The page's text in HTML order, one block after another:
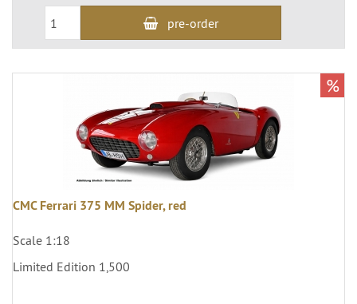
pre-order
CMC Ferrari 375 MM Spider, red
Scale 1:18
Limited Edition 1,500
%